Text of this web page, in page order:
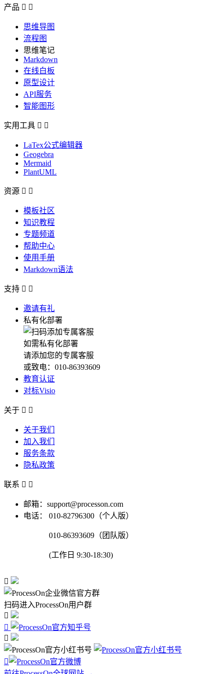
产品  
思维导图
流程图
思维笔记
Markdown
在线白板
原型设计
API服务
智能图形
实用工具  
LaTex公式编辑器
Geogebra
Mermaid
PlantUML
资源  
模板社区
知识教程
专题频道
帮助中心
使用手册
Markdown语法
支持  
邀请有礼
私有化部署
如需私有化部署
请添加您的专属客服
或致电：010-86393609
教育认证
对标Visio
关于  
关于我们
加入我们
服务条款
隐私政策
联系  
邮箱：support@processon.com
电话：
010-82796300（个人版）
010-86393609（团队版）
(工作日 9:30-18:30)

扫码进入ProcessOn用户群



